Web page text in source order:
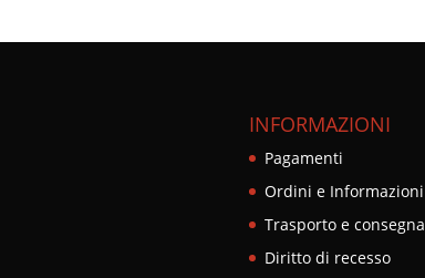
INFORMAZIONI
Pagamenti
Ordini e Informazioni
Trasporto e consegna
Diritto di recesso